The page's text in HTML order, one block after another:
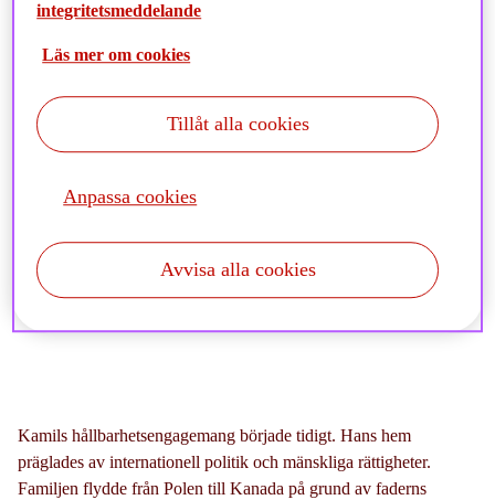
I denna månads Stora intervju möter vi Kamil Zabielski,
som har en lång bakgrund inom risk och bolagsstyrning
Kamils hållbarhetsengagemang började tidigt. Hans hem
präglades av internationell politik och mänskliga rättigheter.
Familjen flydde från Polen till Kanada på grund av faderns
integritetsmeddelande
Läs mer om cookies
Anpassa cookies
Avvisa alla cookies
Tillåt alla cookies